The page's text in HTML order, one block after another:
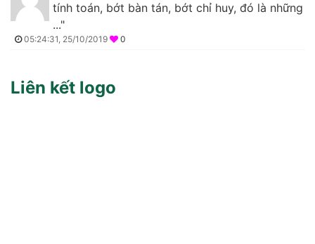
tính toán, bớt bàn tán, bớt chỉ huy, đó là những
..."
05:24:31, 25/10/2019 0
Liên kết logo